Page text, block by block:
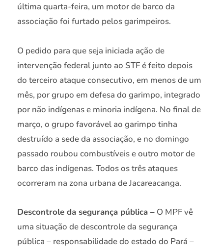
última quarta-feira, um motor de barco da
associação foi furtado pelos garimpeiros.
O pedido para que seja iniciada ação de
intervenção federal junto ao STF é feito depois
do terceiro ataque consecutivo, em menos de um
mês, por grupo em defesa do garimpo, integrado
por não indígenas e minoria indígena. No final de
março, o grupo favorável ao garimpo tinha
destruído a sede da associação, e no domingo
passado roubou combustíveis e outro motor de
barco das indígenas. Todos os três ataques
ocorreram na zona urbana de Jacareacanga.
Descontrole da segurança pública – O MPF vê
uma situação de descontrole da segurança
pública – responsabilidade do estado do Pará –